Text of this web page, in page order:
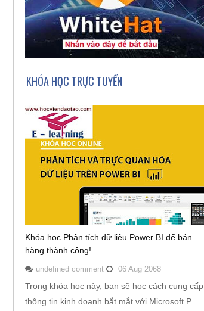
KHÓA HỌC TRỰC TUYẾN
Khóa học Phân tích dữ liệu Power BI để bán
hàng thành công!
undefined comment 06 Aug 2068
Trong khóa học này, bạn sẽ học cách cung cấp
thông tin kinh doanh bắt mắt với Microsoft P...